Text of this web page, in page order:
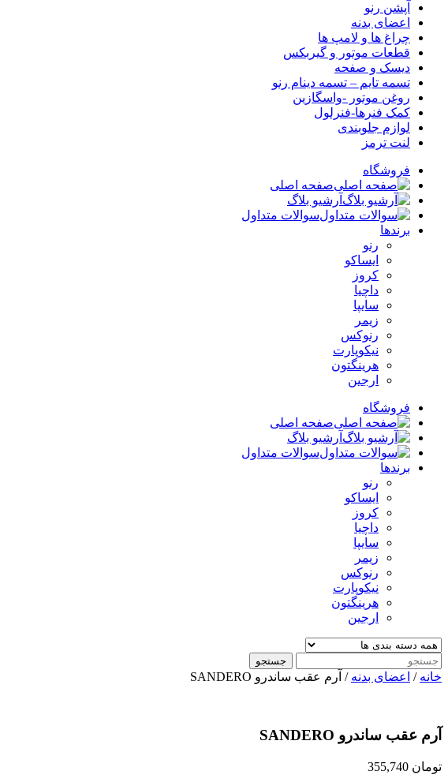
آپشن رنو
اعضای بدنه
چراغ ها و لامپ ها
قطعات موتور و گیربکس
دیسک و صفحه
تسمه تایم – تسمه دینام رنو
روغن موتور -واسگازین
کمک فنرها-فنرلول
لوازم جلوبندی
لنت ترمز
فروشگاه
صفحه اصلی
آرشیو بلاگ
سوالات متداول
برندها
رنو
ایساکو
کروز
داچیا
سایپا
زیمر
رنوکس
نیکوپارت
هرینگتون
ارجین
فروشگاه
صفحه اصلی
آرشیو بلاگ
سوالات متداول
برندها
رنو
ایساکو
کروز
داچیا
سایپا
زیمر
رنوکس
نیکوپارت
هرینگتون
ارجین
جستجو
خانه / اعضای بدنه / آرم عقب ساندرو SANDERO
آرم عقب ساندرو SANDERO
تومان